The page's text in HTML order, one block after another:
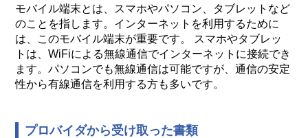
モバイル端末とは、スマホやパソコン、タブレットなど
のことを指します。インターネットを利用するために
は、このモバイル端末が重要です。 スマホやタブレッ
トは、WiFiによる無線通信でインターネットに接続でき
ます。パソコンでも無線通信は可能ですが、通信の安定
性から有線通信を利用する方も多いです。
プロバイダから受け取った書類